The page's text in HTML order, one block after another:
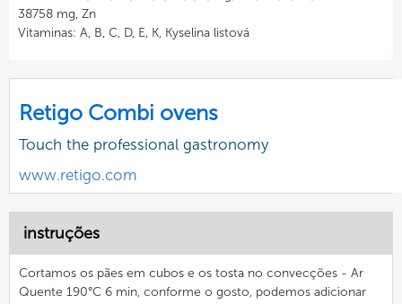
38758 mg, Zn
Vitaminas: A, B, C, D, E, K, Kyselina listová
Retigo Combi ovens
Touch the professional gastronomy
www.retigo.com
instruções
Cortamos os pães em cubos e os tosta no convecções - Ar
Quente 190°C 6 min, conforme o gosto, podemos adicionar